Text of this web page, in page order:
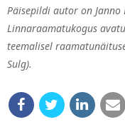
Päisepildi autor on
Linnaraamatukogus
teemalisel
Sulg).